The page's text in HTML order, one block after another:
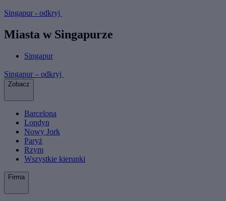
Singapur - odkryj
Miasta w Singapurze
Singapur
Singapur – odkryj
Zobacz
Barcelona
Londyn
Nowy Jork
Paryż
Rzym
Wszystkie kierunki
Firma